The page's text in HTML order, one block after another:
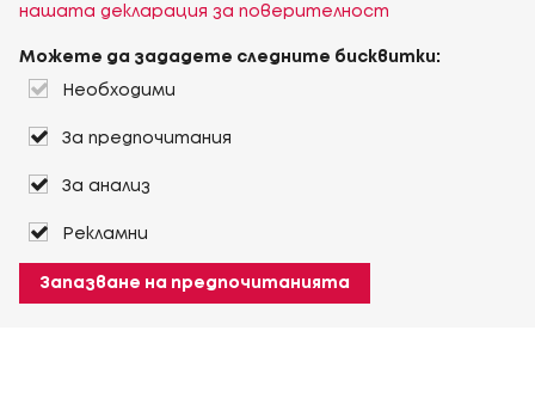
нашата декларация за поверителност
Можете да зададете следните бисквитки:
Необходими
За предпочитания
За анализ
Рекламни
Запазване на предпочитанията